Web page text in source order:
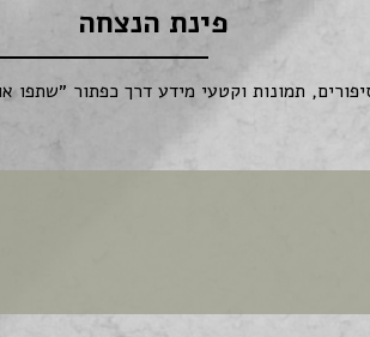
פינת הנצחה
תמונות וקטעי מידע דרך כפתור ״שתפו